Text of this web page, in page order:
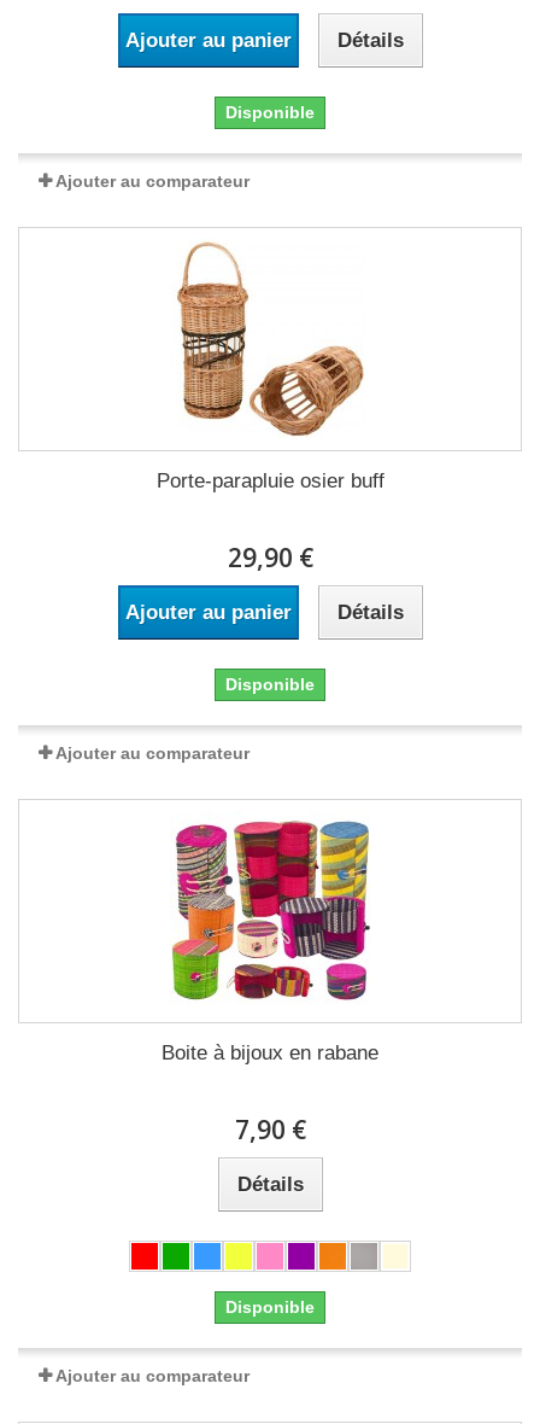
Ajouter au panier Détails
Disponible
Ajouter au comparateur
Porte-parapluie osier buff
29,90 €
Ajouter au panier Détails
Disponible
Ajouter au comparateur
Boite à bijoux en rabane
7,90 €
Détails
Disponible
Ajouter au comparateur